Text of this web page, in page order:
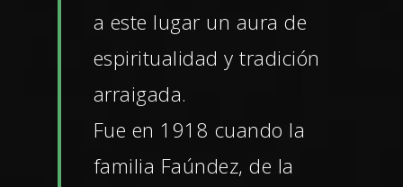
a este lugar un aura de
espiritualidad y tradición
arraigada.
Fue en 1918 cuando la
familia Faúndez, de la